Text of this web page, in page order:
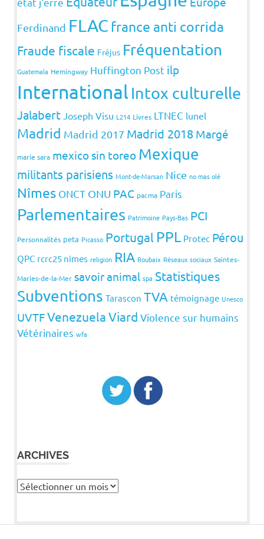
Ferdinand FLAC france anti corrida
Fraude fiscale Fréjus Fréquentation
Guatemala Hemingway Huffington Post ilp
International Intox culturelle
Jalabert Joseph Visu L214 Livres LTNEC lunel
Madrid Madrid 2017 Madrid 2018 Margé
marie sara mexico sin toreo Mexique
militants parisiens Mont-de-Marsan Nice no mas olé
Nîmes ONCT ONU PAC pacma Paris
Parlementaires Patrimoine Pays-Bas PCI
Personnalités peta Picasso Portugal PPL Protec Pérou
QPC rcrc25 nimes religion RIA Roubaix Réseaux sociaux Saintes-
Maries-de-la-Mer savoir animal spa Statistiques
Subventions Tarascon TVA témoignage Unesco
UVTFVenezuelaViard Violence sur humains
Vétérinaires wfa
ARCHIVES
Archives